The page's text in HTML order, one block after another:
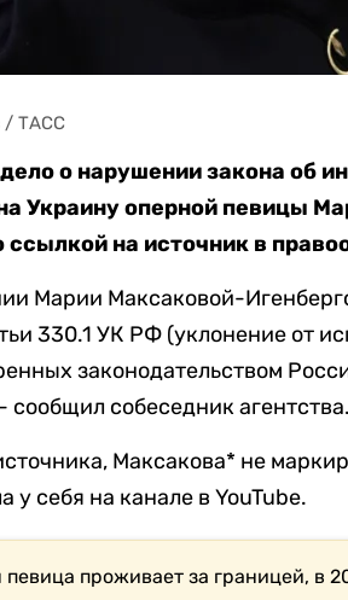
/ ТАСС
о нарушении закона об
Украину оперной певицы
ссылкой на источник в
Марии Максаковой-
330.1 УК РФ (уклонение от
законодательством
сообщил собеседник агентства.
Максакова* не
у себя на канале в YouTube.
певица проживает за границей, в